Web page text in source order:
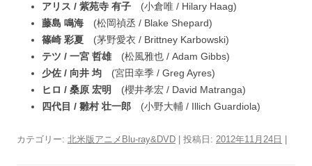
アリス / 紫苑寺 有子 (小倉唯 / Hilary Haag)
藤島 鳴海 (松岡禎丞 / Blake Shepard)
篠崎 彩夏 (茅野愛衣 / Brittney Karbowski)
テツ / 一宮 哲雄(松風雅也 / Adam Gibbs)
少佐 / 向井 均 (宮田幸季 / Greg Ayres)
ヒロ / 桑原 宏明
(櫻井孝宏 / David Matranga)
四代目 / 雛村 壮一郎 (小野大輔 / Illich Guardiola)
カテゴリー: 北米版アニメBlu-ray&DVD | 投稿日: 2012年11月24日